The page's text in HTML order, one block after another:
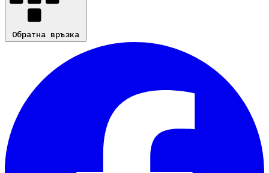
Обратна връзка
Обратна връзка